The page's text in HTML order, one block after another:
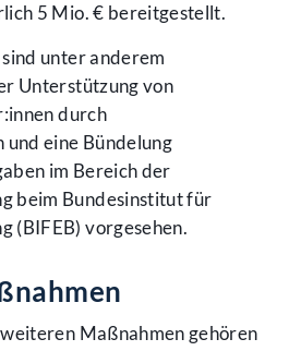
5 Mio. € bereitgestellt.
unter anderem
Unterstützung von
durch
und eine Bündelung
im Bereich der
beim Bundesinstitut für
(BIFEB) vorgesehen.
Maßnahmen gehören